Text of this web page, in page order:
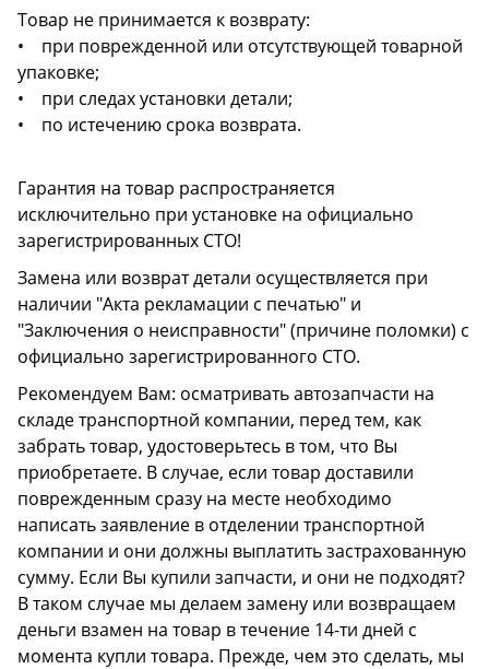
Товар не принимается к возврату:
• при поврежденной или отсутствующей товарной
упаковке;
• при следах установки детали;
• по истечению срока возврата.
Гарантия на товар распространяется
исключительно при установке на официально
зарегистрированных СТО!
Замена или возврат детали осуществляется при
наличии "Акта рекламации с печатью" и
"Заключения о неисправности" (причине поломки) с
официально зарегистрированного СТО.
Рекомендуем Вам: осматривать автозапчасти на
складе транспортной компании, перед тем, как
забрать товар, удостоверьтесь в том, что Вы
приобретаете. В случае, если товар доставили
поврежденным сразу на месте необходимо
написать заявление в отделении транспортной
компании и они должны выплатить застрахованную
сумму. Если Вы купили запчасти, и они не подходят?
В таком случае мы делаем замену или возвращаем
деньги взамен на товар в течение 14-ти дней с
момента купли товара. Прежде, чем это сделать, мы